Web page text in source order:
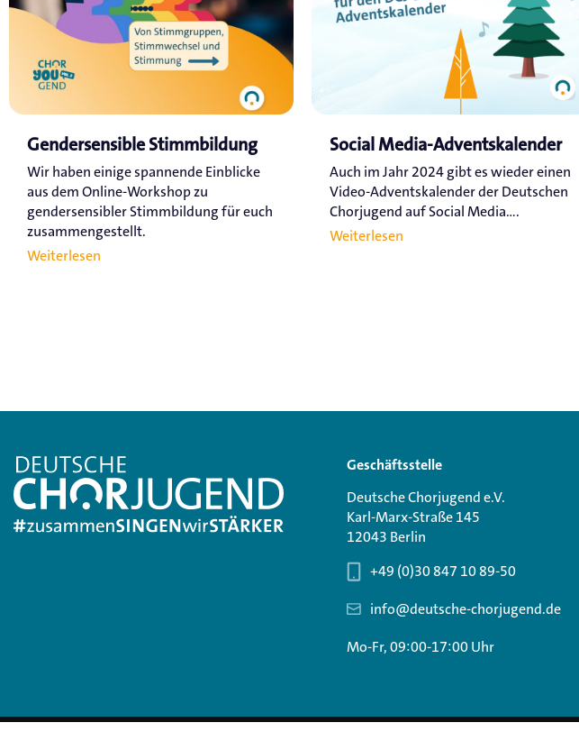
Gendersensible Stimmbildung
Wir haben einige spannende Einblicke
aus dem Online-Workshop zu
gendersensibler Stimmbildung für euch
zusammengestellt.
Weiterlesen
Social Media-Adventskalender
Auch im Jahr 2024 gibt es wieder einen
Video-Adventskalender der Deutschen
Chorjugend auf Social Media....
Weiterlesen
Geschäftsstelle
Deutsche Chorjugend e.V.
Karl-Marx-Straße 145
12043 Berlin
+49 (0)30 847 10 89-50
info@deutsche-chorjugend.de
Mo-Fr, 09:00-17:00 Uhr